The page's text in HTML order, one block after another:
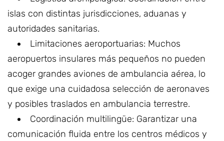
islas con distintas jurisdicciones, aduanas y
autoridades sanitarias.
Limitaciones aeroportuarias: Muchos
aeropuertos insulares más pequeños no pueden
acoger grandes aviones de ambulancia aérea, lo
que exige una cuidadosa selección de aeronaves
y posibles traslados en ambulancia terrestre.
Coordinación multilingüe: Garantizar una
comunicación fluida entre los centros médicos y